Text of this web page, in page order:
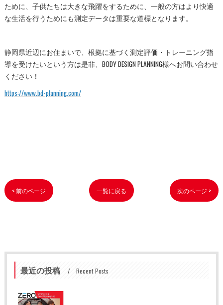
ために、 子供たちは大きな飛躍をするために、 一般の方はより快適
な生活を行うためにも測定データは重要な道標となります。
静岡県近辺にお住まいで、根拠に基づく測定評価・トレーニング指
導を受けたいという方は是非、BODY DESIGN PLANNING様へお問い合わせ
ください！
https://www.bd-planning.com/
< 前のページ 一覧に戻る 次のページ >
最近の投稿 Recent Posts